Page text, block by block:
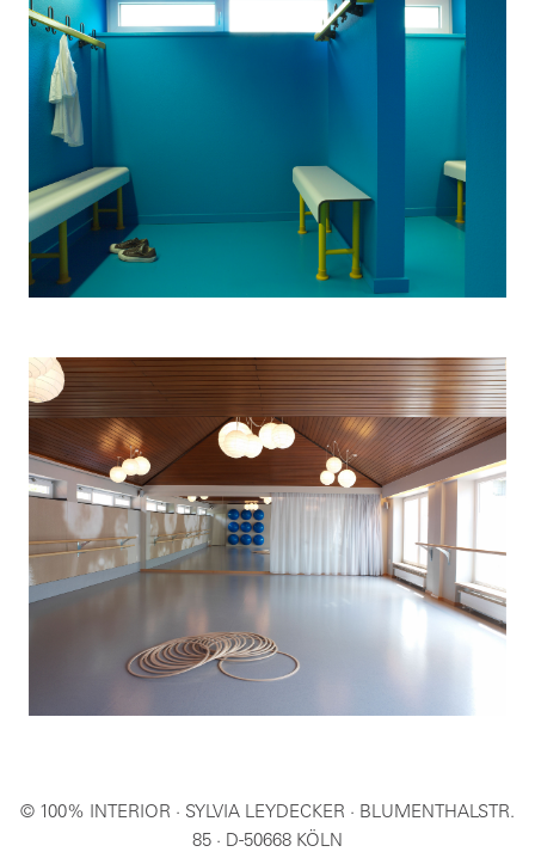
© 100% INTERIOR · SYLVIA LEYDECKER · BLUMENTHALSTR.
85 · D-50668 KÖLN